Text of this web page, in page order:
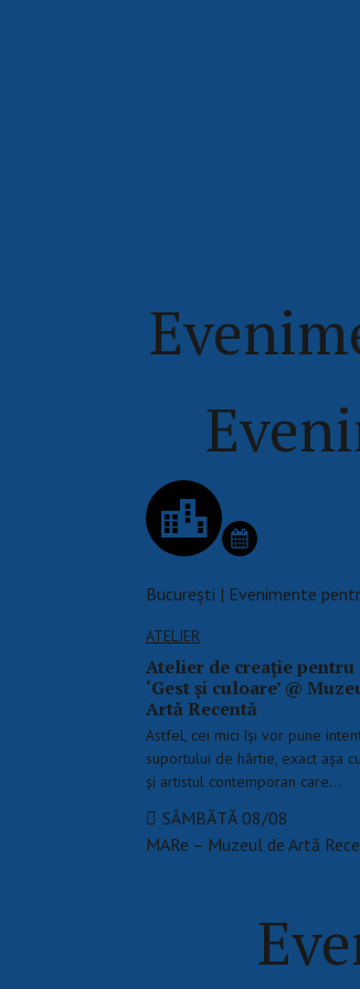
București | Evenimente
ATELIER
Atelier de creație pentru
‘Gest și culoare’ @
Artă Recentă
Astfel, cei mici își vor pune
suportului de hârtie, exact așa
și artistul contemporan care…
SÂMBĂTĂ 08/08
MARe – Muzeul de Artă